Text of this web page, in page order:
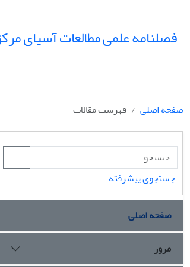
فصلنامه علمی مطالعات آسیای
صفحه اصلی
فهرست مقالات
جستجوی پیشرفته
صفحه اصلی
مرور